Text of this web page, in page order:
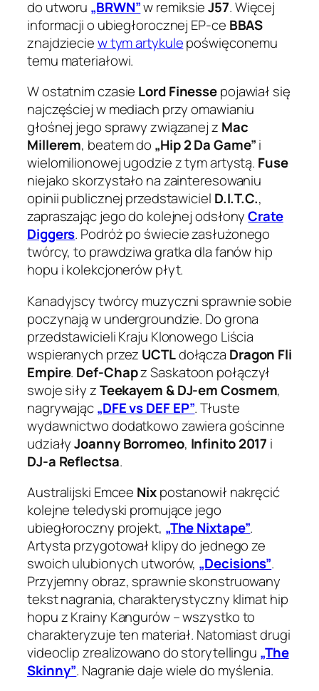
do utworu „BRWN”w remiksieJ57. Więcej
informacji o ubiegłorocznej EP-ce BBAS
znajdzieciew tym artykulepoświęconemu
temu materiałowi.
W ostatnim czasie Lord Finessepojawiał się
najczęściej w mediach przy omawianiu
głośnej jego sprawy związanej z Mac
Millerem, beatem do „Hip 2 Da Game”i
wielomilionowej ugodzie z tym artystą. Fuse
niejako skorzystało na zainteresowaniu
opinii publicznej przedstawiciel D.I.T.C.,
zapraszając jego do kolejnej odsłonyCrate
Diggers. Podróż po świecie zasłużonego
twórcy, to prawdziwa gratka dla fanów hip
hopu i kolekcjonerów płyt.
Kanadyjscy twórcy muzyczni sprawnie sobie
poczynają w undergroundzie. Do grona
przedstawicieli Kraju Klonowego Liścia
wspieranych przez UCTLdołącza Dragon Fli
Empire. Def-Chapz Saskatoon połączył
swoje siły zTeekayem & DJ-em Cosmem,
nagrywając„DFE vs DEF EP”. Tłuste
wydawnictwo dodatkowo zawiera gościnne
udziałyJoanny Borromeo, Infinito 2017 i
DJ-a Reflectsa.
Australijski Emcee Nixpostanowił nakręcić
kolejne teledyski promujące jego
ubiegłoroczny projekt, „The Nixtape”.
Artysta przygotował klipy do jednego ze
swoich ulubionych utworów, „Decisions”.
Przyjemny obraz, sprawnie skonstruowany
tekst nagrania, charakterystyczny klimat hip
hopu z Krainy Kangurów – wszystko to
charakteryzuje ten materiał. Natomiast drugi
videoclip zrealizowano do storytellingu „The
Skinny”. Nagranie daje wiele do myślenia.